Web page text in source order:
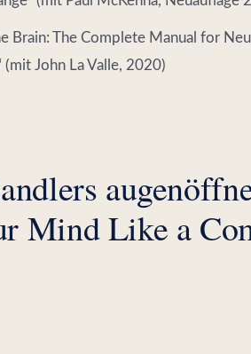
Brain: The Complete Manual for
John La Valle, 2020)
Mind Like a